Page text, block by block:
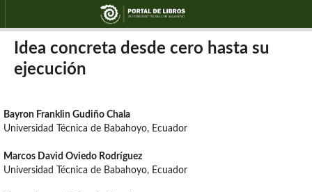
Idea concreta desde cero hasta su
ejecución
Bayron Franklin Gudiño Chala
Universidad Técnica de Babahoyo, Ecuador
Marcos David Oviedo Rodríguez
Universidad Técnica de Babahoyo, Ecuador